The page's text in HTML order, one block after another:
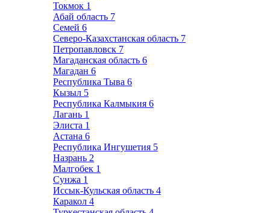
Токмок 1
Абай область 7
Семей 6
Северо-Казахстанская область 7
Петропавловск 7
Магаданская область 6
Магадан 6
Республика Тыва 6
Кызыл 5
Республика Калмыкия 6
Лагань 1
Элиста 1
Астана 6
Республика Ингушетия 5
Назрань 2
Малгобек 1
Сунжа 1
Иссык-Кульская область 4
Каракол 4